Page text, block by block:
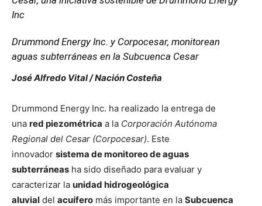
Inc
Drummond Energy Inc. y Corpocesar, monitorean
aguas subterráneas en la Subcuenca Cesar
José Alfredo Vital / Nación Costeña
Drummond Energy Inc. ha realizado la entrega de
una red piezométrica a la Corporación Autónoma
Regional del Cesar (Corpocesar). Este
innovador sistema de monitoreo de aguas
subterráneas ha sido diseñado para evaluar y
caracterizar la unidad hidrogeológica
aluvial del acuífero más importante en la Subcuenca